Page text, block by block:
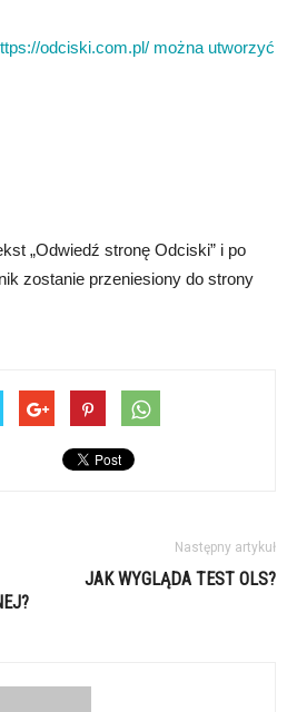
odciski.com.pl/ można utworzyć
„Odwiedź stronę Odciski” i po
zostanie przeniesiony do strony
Następny artykuł
JAK WYGLĄDA TEST OLS?